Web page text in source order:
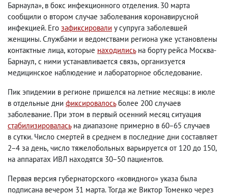
Барнаула», в бокс инфекционного отделения. 30 марта
сообщили о втором случае заболевания коронавирусной
инфекцией. Его зафиксировали у супруга заболевшей
женщины. Службами и ведомствами региона уже установлены
контактные лица, которые находилисьна борту рейса Москва-
Барнаул, с ними устанавливается связь, организуется
медицинское наблюдение и лабораторное обследование.
Пик эпидемии в регионе пришелся на летние месяцы: в июле
в отдельные дни фиксировалосьболее 200 случаев
заболевание. При этом в первый осенний месяц ситуация
стабилизироваласьна диапазоне примерно в 60−65 случаев
в сутки. Число смертей в среднем в последние дни составляет
2−4 за день, число тяжелобольных варьируется от 120 до 150,
на аппаратах ИВЛ находятся 30−50 пациентов.
Первая версия губернаторского «ковидного» указа была
подписана вечером 31 марта. Тогда же Виктор Томенко через